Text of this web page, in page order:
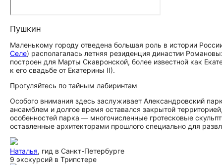
Пушкин
Маленькому городу отведена большая роль в истории
Селе) располагалась летняя резиденция династии
построен для Марты Скавронской, более известной как
к его свадьбе от Екатерины II).
Прогуляйтесь по тайным лабиринтам
Особого внимания здесь заслуживает Александровский
ансамблем и долгое время оставался закрытой
особенностей парка — многочисленные гротесковые
оставленные архитекторами прошлого специально для
Наталья, гид в Санкт-Петербурге
9 экскурсий в Трипстере